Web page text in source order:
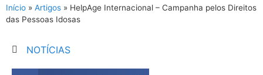
Início » Artigos » HelpAge Internacional – Campanha pelos Direitos
das Pessoas Idosas
NOTÍCIAS